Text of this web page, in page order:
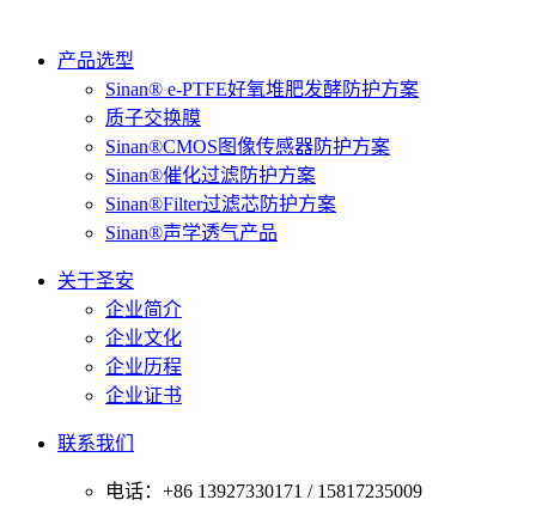
产品选型
Sinan® e-PTFE好氧堆肥发酵防护方案
质子交换膜
Sinan®CMOS图像传感器防护方案
Sinan®催化过滤防护方案
Sinan®Filter过滤芯防护方案
Sinan®声学透气产品
关于圣安
企业简介
企业文化
企业历程
企业证书
联系我们
电话：+86 13927330171 / 15817235009